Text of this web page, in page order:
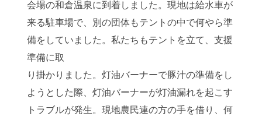
会場の和倉温泉に到着しました。現地は給水車が
来る駐車場で、別の団体もテントの中で何やら準
備をしていました。私たちもテントを立て、支援
準備に取
り掛かりました。灯油バーナーで豚汁の準備をし
ようとした際、灯油バーナーが灯油漏れを起こす
トラブルが発生。現地農民連の方の手を借り、何